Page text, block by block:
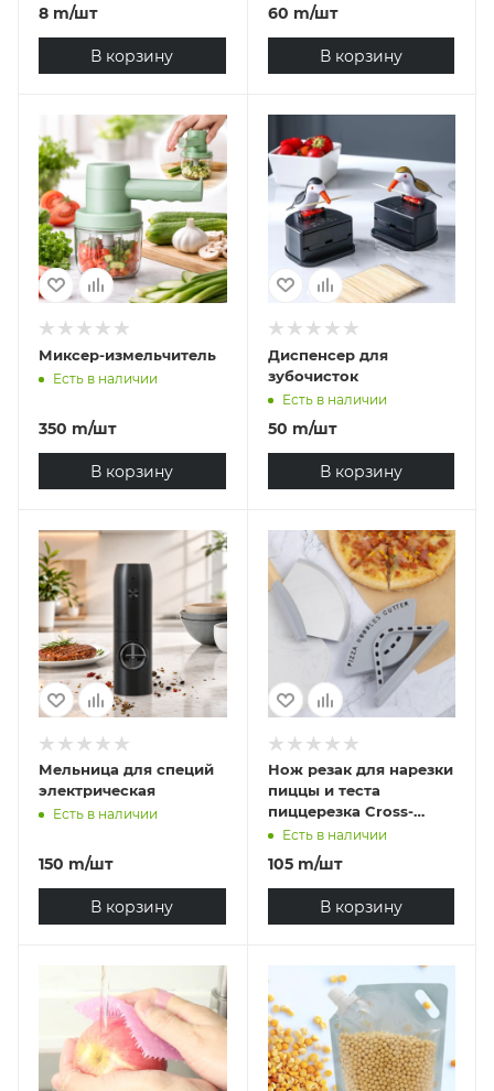
8 m/шт
В корзину
60 m/шт
В корзину
Миксер-измельчитель
Есть в наличии
350 m/шт
В корзину
Диспенсер для
зубочисток
Есть в наличии
50 m/шт
В корзину
Мельница для специй
электрическая
Есть в наличии
150 m/шт
В корзину
Нож резак для нарезки
пиццы и теста
пиццерезка Cross-
Border
Есть в наличии
105m/шт
В корзину